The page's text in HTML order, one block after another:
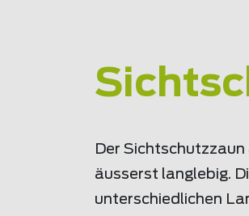
Der
äusserst langlebig.
unterschiedlichen